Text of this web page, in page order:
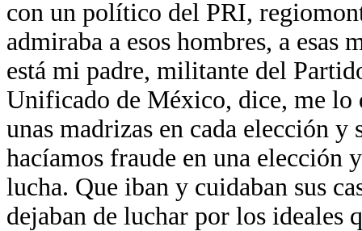
con un político del PRI,
admiraba a esos hombres, a esas
está mi padre, militante del
Unificado de México, dice, me lo
unas madrizas en cada elección y
hacíamos fraude en una elección
lucha. Que iban y cuidaban sus
dejaban de luchar por los ideales